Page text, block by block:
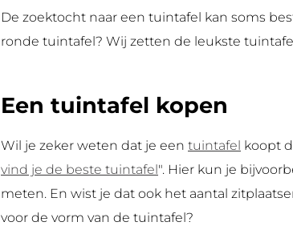
De zoektocht naar een tuintafel kan soms
ronde tuintafel? Wij zetten de leukste
Een tuintafel kopen
Wil je zeker weten dat je een tuintafel koopt
vind je de beste tuintafel". Hier kun je
meten. En wist je dat ook het aantal
voor de vorm van de tuintafel?